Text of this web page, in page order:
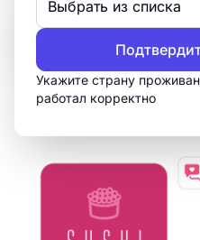
Выбрать из списка
Укажите страну
работал корректно
Создать